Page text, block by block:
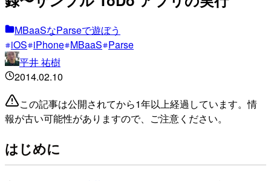
MBaaSなParseで遊ぼう
iOS iPhone MBaaS Parse
平井 祐樹
2014.02.10
この記事は公開されてから1年以上経過しています。情
報が古い可能性がありますので、ご注意ください。
はじめに